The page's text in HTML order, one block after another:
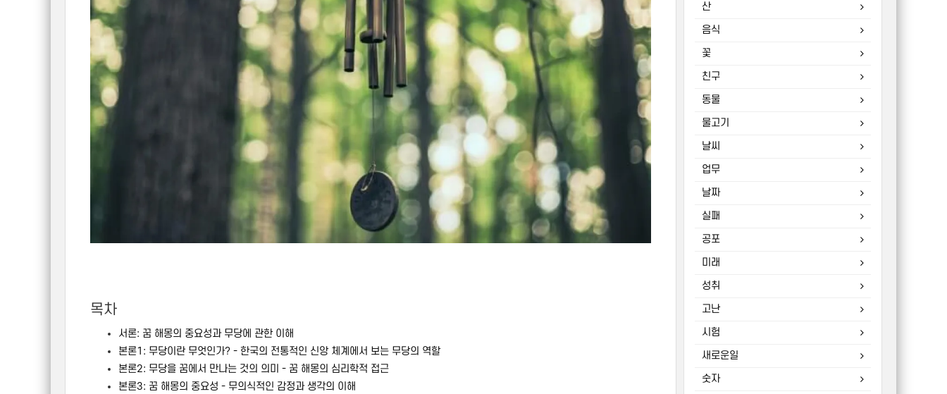
목차
서론: 꿈 해몽의 중요성과 무당에 관한 이해
본론1: 무당이란 무엇인가? - 한국의 전통적인 신앙 체계에서 보는 무당의 역할
본론2: 무당을 꿈에서 만나는 것의 의미 - 꿈 해몽의 심리학적 접근
본론3: 꿈 해몽의 중요성 - 무의식적인 감정과 생각의 이해
산
음식
꽃
친구
동물
물고기
날씨
업무
날짜
실패
공포
미래
성취
고난
시험
새로운일
숫자